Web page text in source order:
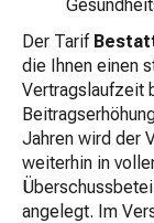
Der Tarif
die Ihnen einen
Vertragslaufzeit
Jahren wird der
weiterhin in
angelegt. Im